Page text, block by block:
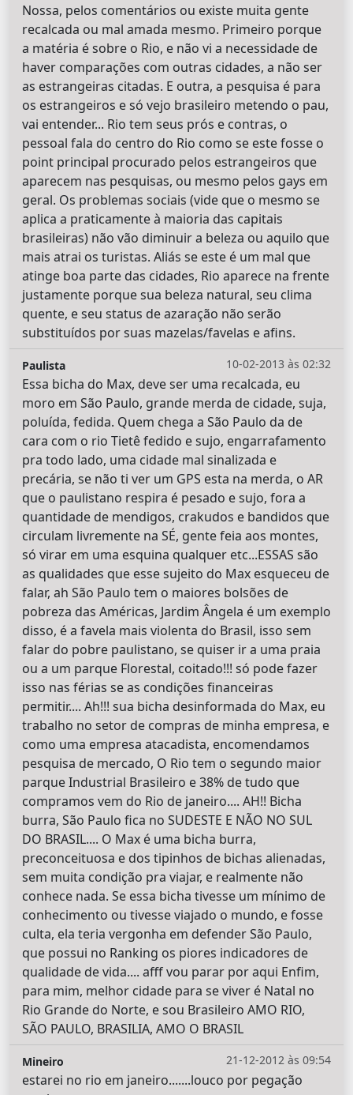
Nossa, pelos comentários ou existe muita gente
recalcada ou mal amada mesmo. Primeiro porque
a matéria é sobre o Rio, e não vi a necessidade de
haver comparações com outras cidades, a não ser
as estrangeiras citadas. E outra, a pesquisa é para
os estrangeiros e só vejo brasileiro metendo o pau,
vai entender... Rio tem seus prós e contras, o
pessoal fala do centro do Rio como se este fosse o
point principal procurado pelos estrangeiros que
aparecem nas pesquisas, ou mesmo pelos gays em
geral. Os problemas sociais (vide que o mesmo se
aplica a praticamente à maioria das capitais
brasileiras) não vão diminuir a beleza ou aquilo que
mais atrai os turistas. Aliás se este é um mal que
atinge boa parte das cidades, Rio aparece na frente
justamente porque sua beleza natural, seu clima
quente, e seu status de azaração não serão
substituídos por suas mazelas/favelas e afins.
10-02-2013 às 02:32
Paulista
Essa bicha do Max, deve ser uma recalcada, eu
moro em São Paulo, grande merda de cidade, suja,
poluída, fedida. Quem chega a São Paulo da de
cara com o rio Tietê fedido e sujo, engarrafamento
pra todo lado, uma cidade mal sinalizada e
precária, se não ti ver um GPS esta na merda, o AR
que o paulistano respira é pesado e sujo, fora a
quantidade de mendigos, crakudos e bandidos que
circulam livremente na SÉ, gente feia aos montes,
só virar em uma esquina qualquer etc...ESSAS são
as qualidades que esse sujeito do Max esqueceu de
falar, ah São Paulo tem o maiores bolsões de
pobreza das Américas, Jardim Ângela é um exemplo
disso, é a favela mais violenta do Brasil, isso sem
falar do pobre paulistano, se quiser ir a uma praia
ou a um parque Florestal, coitado!!! só pode fazer
isso nas férias se as condições financeiras
permitir.... Ah!!! sua bicha desinformada do Max, eu
trabalho no setor de compras de minha empresa, e
como uma empresa atacadista, encomendamos
pesquisa de mercado, O Rio tem o segundo maior
parque Industrial Brasileiro e 38% de tudo que
compramos vem do Rio de janeiro.... AH!! Bicha
burra, São Paulo fica no SUDESTE E NÃO NO SUL
DO BRASIL.... O Max é uma bicha burra,
preconceituosa e dos tipinhos de bichas alienadas,
sem muita condição pra viajar, e realmente não
conhece nada. Se essa bicha tivesse um mínimo de
conhecimento ou tivesse viajado o mundo, e fosse
culta, ela teria vergonha em defender São Paulo,
que possui no Ranking os piores indicadores de
qualidade de vida.... afff vou parar por aqui Enfim,
para mim, melhor cidade para se viver é Natal no
Rio Grande do Norte, e sou Brasileiro AMO RIO,
SÃO PAULO, BRASILIA, AMO O BRASIL
21-12-2012 às 09:54
Mineiro
estarei no rio em janeiro.......louco por pegação